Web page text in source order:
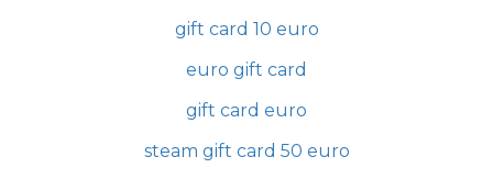
gift card 10 euro
euro gift card
gift card euro
steam gift card 50 euro